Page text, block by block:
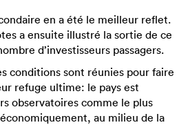
en a été le meilleur reflet.
a ensuite illustré la sortie de ce
d’investisseurs passagers.
conditions sont réunies pour faire
refuge ultime: le pays est
observatoires comme le plus
au milieu de la